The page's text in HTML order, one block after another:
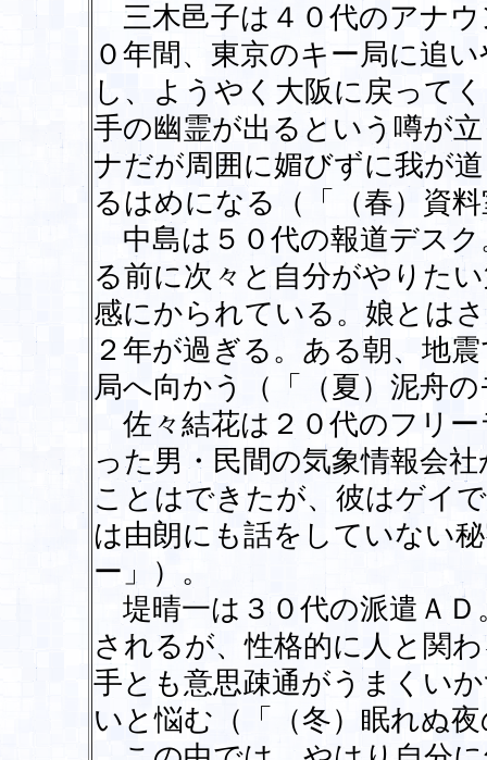
三木邑子は４０代のアナウ
０年間、東京のキー局に追
し、ようやく大阪に戻って
手の幽霊が出るという噂が
ナだが周囲に媚びずに我が
るはめになる（「（春）資
中島は５０代の報道デス
る前に次々と自分がやりた
感にかられている。娘とは
２年が過ぎる。ある朝、地
局へ向かう（「（夏）泥舟
佐々結花は２０代のフリ
った男・民間の気象情報会
ことはできたが、彼はゲイ
は由朗にも話をしていない
ー」）。
堤晴一は３０代の派遣ＡＤ
されるが、性格的に人と関
手とも意思疎通がうまくい
いと悩む（「（冬）眠れぬ